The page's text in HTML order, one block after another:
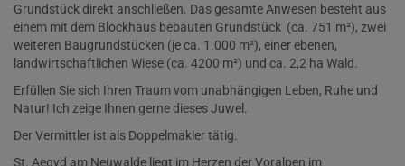
Grundstück direkt anschließen. Das gesamte Anwesen besteht aus
einem mit dem Blockhaus bebauten Grundstück (ca. 751 m²), zwei
weiteren Baugrundstücken (je ca. 1.000 m²), einer ebenen,
landwirtschaftlichen Wiese (ca. 4200 m²) und ca. 2,2 ha Wald.
Erfüllen Sie sich Ihren Traum vom unabhängigen Leben, Ruhe und
Natur! Ich zeige Ihnen gerne dieses Juwel.
Der Vermittler ist als Doppelmakler tätig.
St. Aegyd am Neuwalde liegt im Herzen der Voralpen im